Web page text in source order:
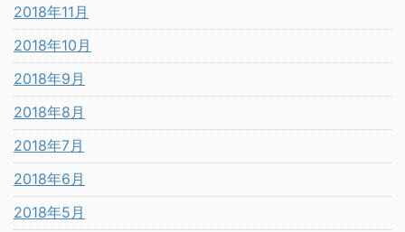
2018年11月
2018年10月
2018年9月
2018年8月
2018年7月
2018年6月
2018年5月